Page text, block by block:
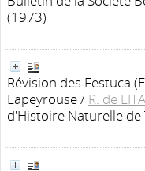
(1973)
Révision des Festuca
Lapeyrouse/ R. de
d'Histoire Naturelle de